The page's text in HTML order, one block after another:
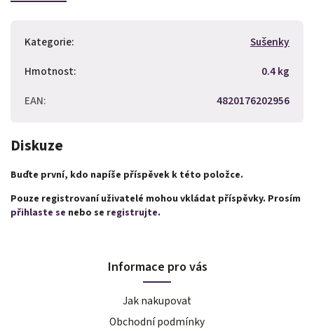
Kategorie:
Sušenky
Hmotnost:
0.4 kg
EAN: 4820176202956
Diskuze
Buďte první, kdo napíše příspěvek k této položce.
Pouze registrovaní uživatelé mohou vkládat příspěvky. Prosím
přihlaste se nebo se registrujte.
Informace pro vás
Jak nakupovat
Obchodní podmínky